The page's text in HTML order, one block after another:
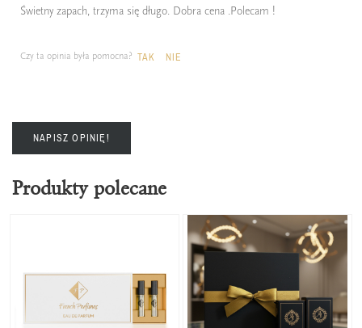
Świetny zapach, trzyma się długo. Dobra cena .Polecam !
Czy ta opinia była pomocna? TAK NIE
NAPISZ OPINIĘ!
Produkty polecane